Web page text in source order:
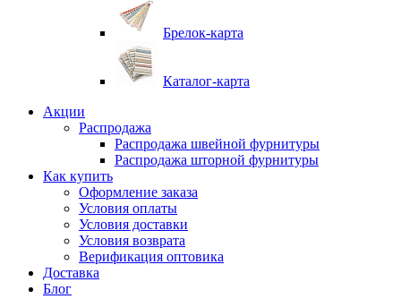
Брелок-карта
Каталог-карта
Акции
Распродажа
Распродажа швейной фурнитуры
Распродажа шторной фурнитуры
Как купить
Оформление заказа
Условия оплаты
Условия доставки
Условия возврата
Верификация оптовика
Доставка
Блог